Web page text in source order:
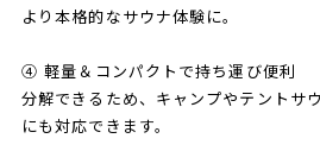
より本格的なサウナ体験に。
④ 軽量＆コンパクトで持ち運び便利
分解できるため、キャンプやテントサ
にも対応できます。